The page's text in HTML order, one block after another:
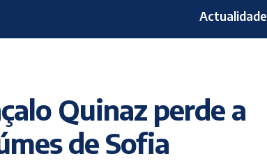
Actualidade
Quinaz perde a
de Sofia